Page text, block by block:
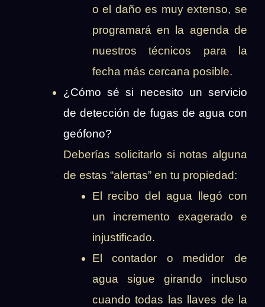
o el daño es muy extenso, se
programará en la agenda de
nuestros técnicos para la
fecha más cercana posible.
¿Cómo sé si necesito un servicio
de detección de fugas de agua con
geófono?
Deberías solicitarlo si notas alguna
de estas “alertas” en tu propiedad:
El recibo del agua llegó con
un incremento exagerado e
injustificado.
El contador o medidor de
agua sigue girando incluso
cuando todas las llaves de la